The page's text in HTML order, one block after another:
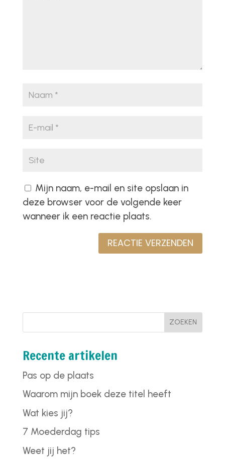
Mijn naam, e-mail en site opslaan in
deze browser voor de volgende keer
wanneer ik een reactie plaats.
ZOEKEN
Recente artikelen
Pas op de plaats
Waarom mijn boek deze titel heeft
Wat kies jij?
7 Moederdag tips
Weet jij het?